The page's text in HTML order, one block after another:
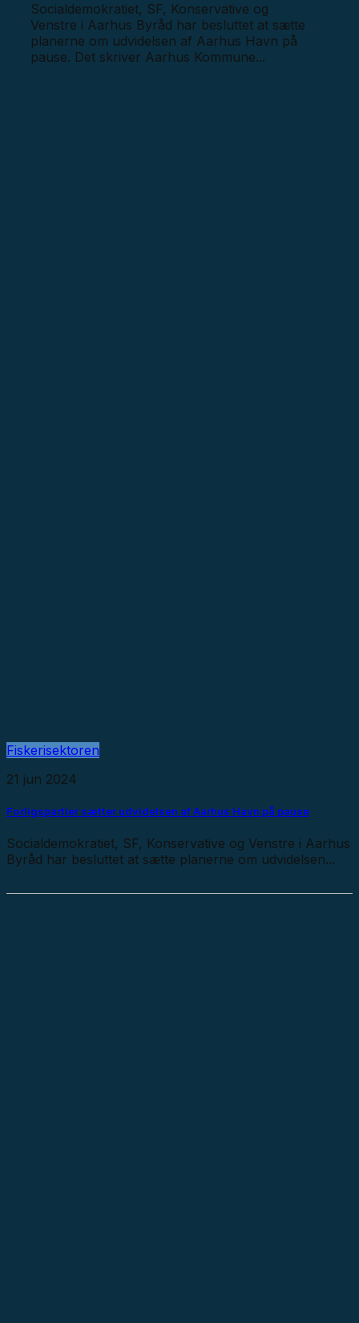
Socialdemokratiet, SF, Konservative og
Venstre i Aarhus Byråd har besluttet at sætte
planerne om udvidelsen af Aarhus Havn på
pause. Det skriver Aarhus Kommune...
Fiskerisektoren
21 jun 2024
Forligspartier sætter udvidelsen af Aarhus Havn på pause
Socialdemokratiet, SF, Konservative og Venstre i Aarhus
Byråd har besluttet at sætte planerne om udvidelsen...